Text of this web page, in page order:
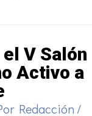
V Salón
Activo a
Redacción /